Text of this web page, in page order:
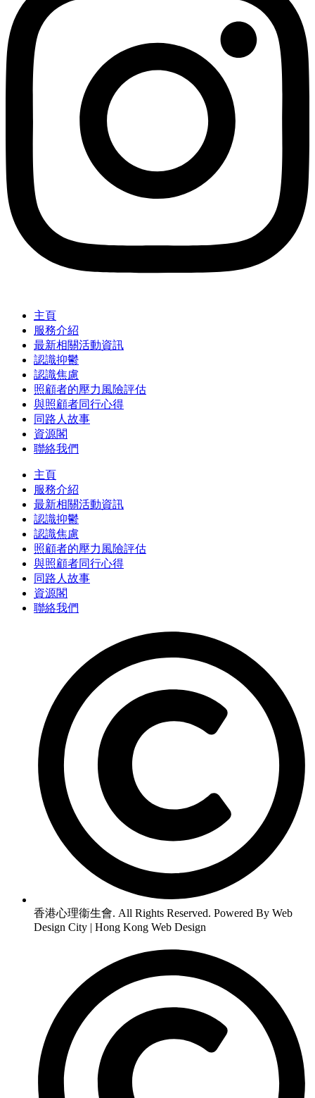
主頁
服務介紹
最新相關活動資訊
認識抑鬱
認識焦慮
照顧者的壓力風險評估
與照顧者同行心得
同路人故事
資源閣
聯絡我們
主頁
服務介紹
最新相關活動資訊
認識抑鬱
認識焦慮
照顧者的壓力風險評估
與照顧者同行心得
同路人故事
資源閣
聯絡我們
香港心理衞生會. All Rights Reserved. Powered By Web
Design City | Hong Kong Web Design